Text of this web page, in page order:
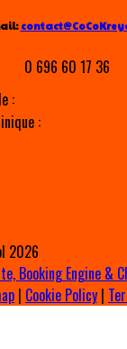
0 696 60 17 36
:
:
2026
Booking Engine &
| Cookie Policy |